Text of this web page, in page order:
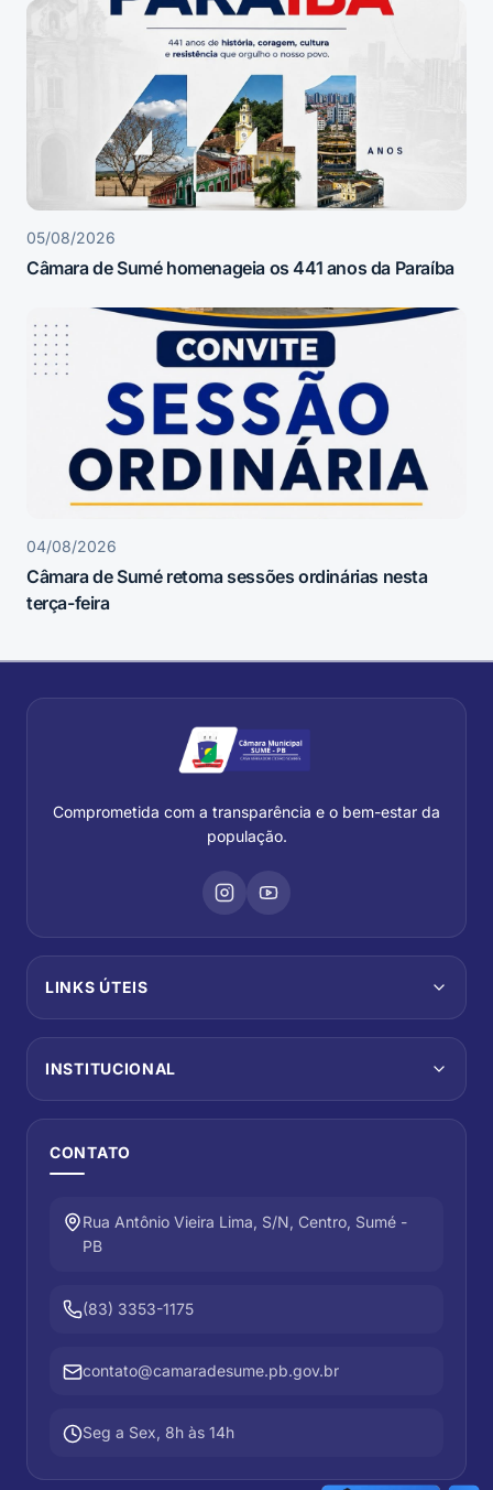
05/08/2026
Câmara de Sumé homenageia os 441 anos da Paraíba
04/08/2026
Câmara de Sumé retoma sessões ordinárias nesta
terça-feira
Comprometida com a transparência e o bem-estar da
população.
LINKS ÚTEIS
INSTITUCIONAL
CONTATO
Rua Antônio Vieira Lima, S/N, Centro, Sumé -
PB
(83) 3353-1175
contato@camaradesume.pb.gov.br
Seg a Sex, 8h às 14h